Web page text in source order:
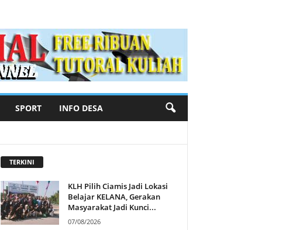
SPORT INFO DESA
TERKINI
KLH Pilih Ciamis Jadi Lokasi
Belajar KELANA, Gerakan
Masyarakat Jadi Kunci...
07/08/2026